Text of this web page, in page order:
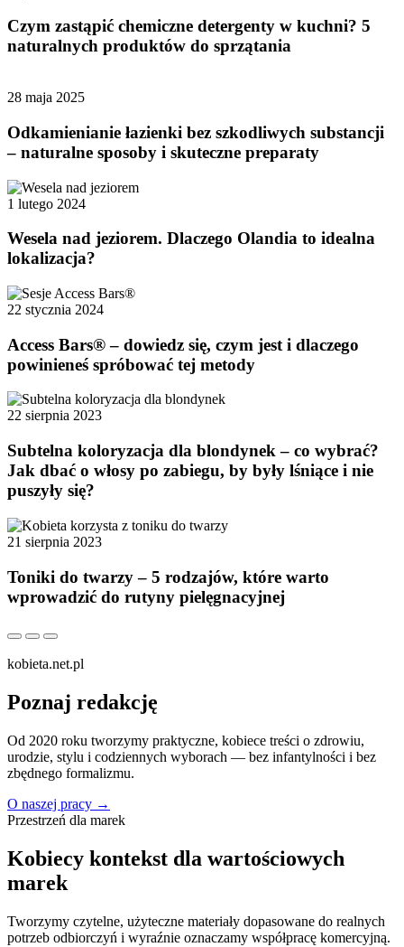
Czym zastąpić chemiczne detergenty w kuchni? 5
naturalnych produktów do sprzątania
28 maja 2025
Odkamienianie łazienki bez szkodliwych substancji
– naturalne sposoby i skuteczne preparaty
1 lutego 2024
Wesela nad jeziorem. Dlaczego Olandia to idealna
lokalizacja?
22 stycznia 2024
Access Bars® – dowiedz się, czym jest i dlaczego
powinieneś spróbować tej metody
22 sierpnia 2023
Subtelna koloryzacja dla blondynek – co wybrać?
Jak dbać o włosy po zabiegu, by były lśniące i nie
puszyły się?
21 sierpnia 2023
Toniki do twarzy – 5 rodzajów, które warto
wprowadzić do rutyny pielęgnacyjnej
kobieta.net.pl
Poznaj redakcję
Od 2020 roku tworzymy praktyczne, kobiece treści o zdrowiu,
urodzie, stylu i codziennych wyborach — bez infantylności i bez
zbędnego formalizmu.
O naszej pracy →
Przestrzeń dla marek
Kobiecy kontekst dla wartościowych
marek
Tworzymy czytelne, użyteczne materiały dopasowane do realnych
potrzeb odbiorczyń i wyraźnie oznaczamy współpracę komercyjną.